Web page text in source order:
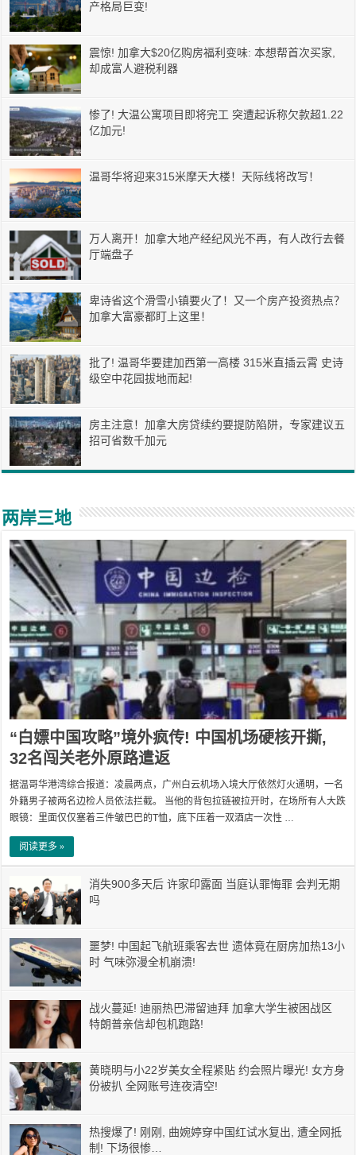
产格局巨变!
震惊! 加拿大$20亿购房福利变味: 本想帮首次买家,
却成富人避税利器
惨了! 大温公寓项目即将完工 突遭起诉称欠款超1.22
亿加元!
温哥华将迎来315米摩天大楼！天际线将改写！
万人离开！加拿大地产经纪风光不再，有人改行去餐
厅端盘子
卑诗省这个滑雪小镇要火了！又一个房产投资热点？
加拿大富豪都盯上这里！
批了! 温哥华要建加西第一高楼 315米直插云霄 史诗
级空中花园拔地而起!
房主注意！加拿大房贷续约要提防陷阱，专家建议五
招可省数千加元
两岸三地
“白嫖中国攻略”境外疯传! 中国机场硬核开撕,
32名闯关老外原路遣返
据温哥华港湾综合报道：凌晨两点，广州白云机场入境大厅依然灯火通明，一名
外籍男子被两名边检人员依法拦截。 当他的背包拉链被拉开时，在场所有人大跌
眼镜：里面仅仅塞着三件皱巴巴的T恤，底下压着一双酒店一次性 …
阅读更多 »
消失900多天后 许家印露面 当庭认罪悔罪 会判无期
吗
噩梦! 中国起飞航班乘客去世 遗体竟在厨房加热13小
时 气味弥漫全机崩溃!
战火蔓延! 迪丽热巴滞留迪拜 加拿大学生被困战区
特朗普亲信却包机跑路!
黄晓明与小22岁美女全程紧贴 约会照片曝光! 女方身
份被扒 全网账号连夜清空!
热搜爆了! 刚刚, 曲婉婷穿中国红试水复出, 遭全网抵
制! 下场很惨…